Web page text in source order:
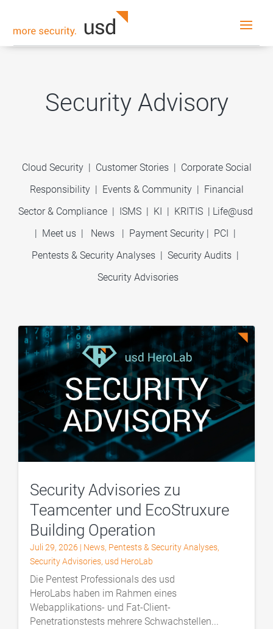
Security Advisory
Cloud Security | Customer Stories| Corporate Social
Responsibility| Events & Community | Financial
Sector & Compliance| ISMS| KI | KRITIS| Life@usd
| Meet us | News | Payment Security | PCI |
Pentests & Security Analyses | Security Audits |
Security Advisories
Security Advisories zu
Teamcenter und EcoStruxure
Building Operation
Juli 29, 2026 | News, Pentests & Security Analyses,
Security Advisories, usd HeroLab
Die Pentest Professionals des usd
HeroLabs haben im Rahmen eines
Webapplikations- und Fat-Client-
Penetrationstests mehrere Schwachstellen...